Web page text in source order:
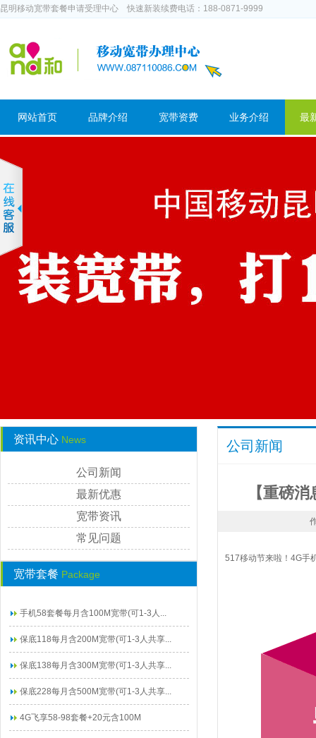
昆明移动宽带套餐申请受理中心 快速新装续费电话：188-0871-9999
网站首页 品牌介绍 宽带资费 业务介绍 最
资讯中心 News
公司新闻
最新优惠
宽带资讯
常见问题
宽带套餐 Package
手机58套餐每月含100M宽带(可1-3人...
保底118每月含200M宽带(可1-3人共享...
保底138每月含300M宽带(可1-3人共享...
保底228每月含500M宽带(可1-3人共享...
4G飞享58-98套餐+20元含100M
公司新闻
【重磅
517移动节来啦！4G手